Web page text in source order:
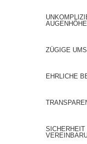
AUGENHÖHE
ZÜGIGE
EHRLICHE
SICHERHEIT